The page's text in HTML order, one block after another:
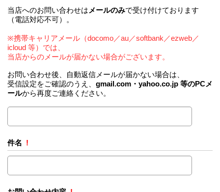
当店へのお問い合わせは メールのみで受け付けております
（電話対応不可）。
※携帯キャリアメール（docomo／au／softbank／ezweb／
icloud 等）では、
当店からのメールが届かない場合がございます。
お問い合わせ後、自動返信メールが届かない場合は、
受信設定をご確認のうえ、 gmail.com・yahoo.co.jp 等のPCメ
ールから再度ご連絡ください。
件名 !